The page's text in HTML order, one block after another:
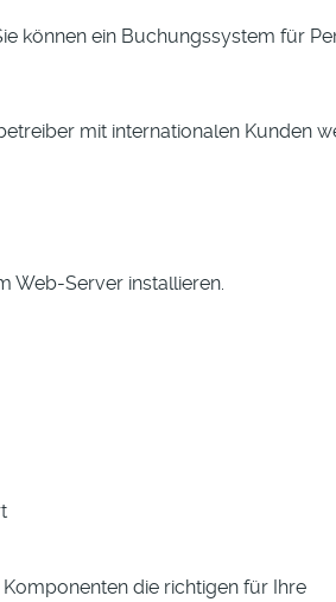
können ein Buchungssystem für
mit internationalen Kunden
Web-Server installieren.
die richtigen für Ihre